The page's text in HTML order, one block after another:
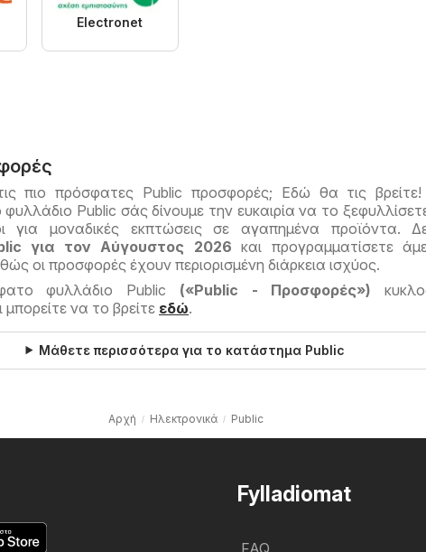
Electronet
πιο πρόσφατες Public προσφορές; Εδώ θα τις
φυλλάδιο Public σάς δίνουμε την ευκαιρία να το
για μοναδικές εκπτώσεις σε αγαπημένα προϊόντα.
για τον Αύγουστος 2026 και προγραμματίσετε
οι προσφορές έχουν περιορισμένη διάρκεια ισχύος.
φυλλάδιο Public («Public - Προσφορές»)
μπορείτε να το βρείτε εδώ.
Μάθετε περισσότερα για το κατάστημα Public
Αρχή Hλεκτρονικά Public
Fylladiomat
FAQ